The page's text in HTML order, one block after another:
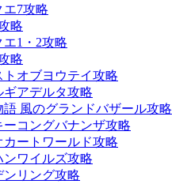
エ7攻略
略
エ1・2攻略
略
トオブヨウテイ攻略
ギアデルタ攻略
語 風のグランドバザール攻略
ーコングバナンザ攻略
カートワールド攻略
ンワイルズ攻略
ンリング攻略